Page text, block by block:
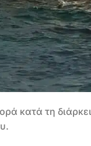
κατά τη